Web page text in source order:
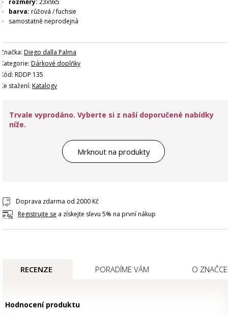
rozměry: 23x9x5
barva: růžová / fuchsie
samostatně neprodejná
Značka: Diego dalla Palma
Kategorie: Dárkové doplňky
Kód: RDDP 135
Ke stažení: Katalogy
Trvale vyprodáno. Vyberte si z naší doporučené nabídky
níže.
Mrknout na produkty
Doprava zdarma od 2000 Kč
Registrujte se a získejte slevu 5% na první nákup
RECENZE PORADÍME VÁM O ZNAČCE
Hodnocení produktu